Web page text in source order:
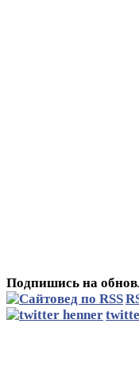
Подпишись на